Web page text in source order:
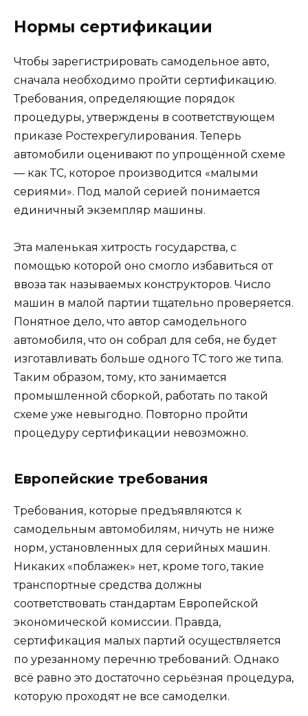
Нормы сертификации
Чтобы зарегистрировать самодельное авто,
сначала необходимо пройти сертификацию.
Требования, определяющие порядок
процедуры, утверждены в соответствующем
приказе Ростехрегулирования. Теперь
автомобили оценивают по упрощённой схеме
— как ТС, которое производится «малыми
сериями». Под малой серией понимается
единичный экземпляр машины.
Эта маленькая хитрость государства, с
помощью которой оно смогло избавиться от
ввоза так называемых конструкторов. Число
машин в малой партии тщательно проверяется.
Понятное дело, что автор самодельного
автомобиля, что он собрал для себя, не будет
изготавливать больше одного ТС того же типа.
Таким образом, тому, кто занимается
промышленной сборкой, работать по такой
схеме уже невыгодно. Повторно пройти
процедуру сертификации невозможно.
Европейские требования
Требования, которые предъявляются к
самодельным автомобилям, ничуть не ниже
норм, установленных для серийных машин.
Никаких «поблажек» нет, кроме того, такие
транспортные средства должны
соответствовать стандартам Европейской
экономической комиссии. Правда,
сертификация малых партий осуществляется
по урезанному перечню требований. Однако
всё равно это достаточно серьёзная процедура,
которую проходят не все самоделки.